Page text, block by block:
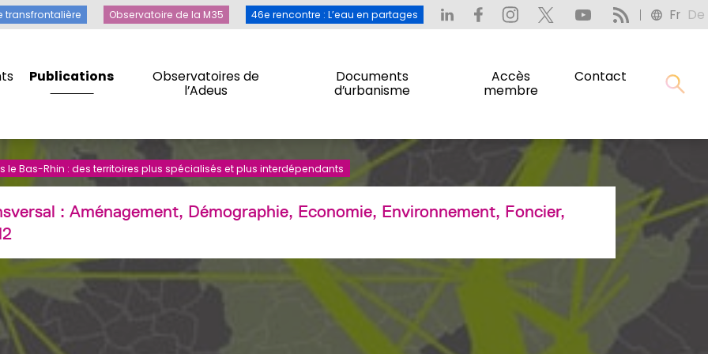
Publications
Observatoires de
l’Adeus
Documents
d’urbanisme
Accès
membre
Contact
transfrontalière Observatoire de la M35 46e rencontre : L’eau en partages Fr De
Toile transfrontalière Observatoire de la M35 46e rencontre : L’eau en partages Fr De
le Bas-Rhin : des territoires plus spécialisés et plus interdépendants
: Aménagement, Démographie, Economie, Environnement, Foncier,